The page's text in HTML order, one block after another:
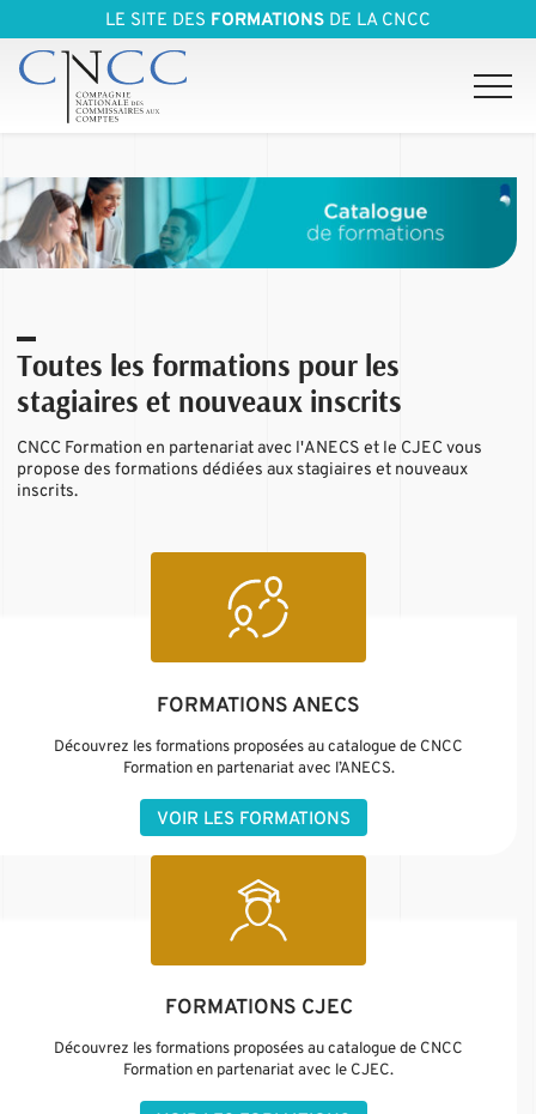
LE SITE DES FORMATIONS DE LA CNCC
Toutes les formations pour les
stagiaires et nouveaux inscrits
CNCC Formation en partenariat avec l'ANECS et le CJEC vous
propose des formations dédiées aux stagiaires et nouveaux
inscrits.
FORMATIONS ANECS
Découvrez les formations proposées au catalogue de CNCC
Formation en partenariat avec l’ANECS.
VOIR LES FORMATIONS
FORMATIONS CJEC
Découvrez les formations proposées au catalogue de CNCC
Formation en partenariat avec le CJEC.